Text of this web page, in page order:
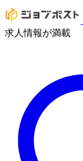
求人情報が満載